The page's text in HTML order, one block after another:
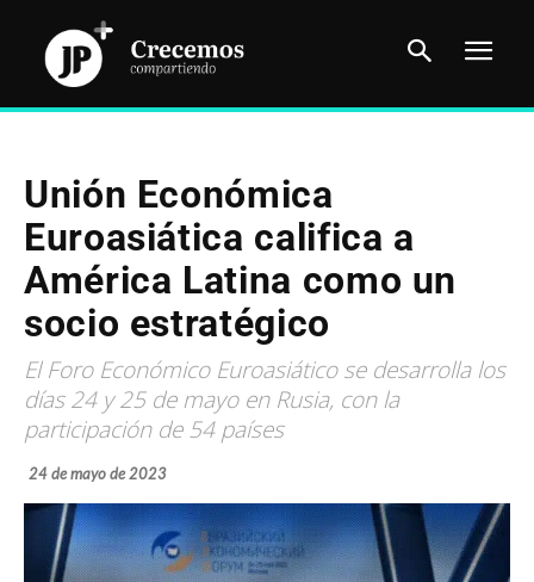
Unión Económica
Euroasiática califica a
América Latina como un
socio estratégico
El Foro Económico Euroasiático se desarrolla los
días 24 y 25 de mayo en Rusia, con la
participación de 54 países
24 de mayo de 2023